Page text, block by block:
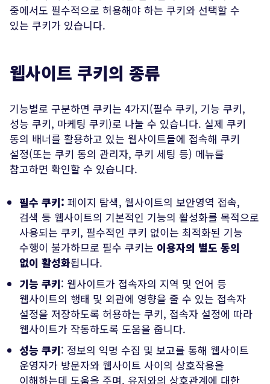
중에서도 필수적으로 허용해야 하는 쿠키와 선택할 수
있는 쿠키가 있습니다.
웹사이트 쿠키의 종류
기능별로 구분하면 쿠키는 4가지(필수 쿠키, 기능 쿠키,
성능 쿠키, 마케팅 쿠키)로 나눌 수 있습니다. 실제 쿠키
동의 배너를 활용하고 있는 웹사이트들에 접속해 쿠키
설정(또는 쿠키 동의 관리자, 쿠키 세팅 등) 메뉴를
참고하면 확인할 수 있습니다.
필수 쿠키: 페이지 탐색, 웹사이트의 보안영역 접속,
검색 등 웹사이트의 기본적인 기능의 활성화를 목적으로
사용되는 쿠키, 필수적인 쿠키 없이는 최적화된 기능
수행이 불가하므로 필수 쿠키는 이용자의 별도 동의
없이 활성화됩니다.
기능 쿠키: 웹사이트가 접속자의 지역 및 언어 등
웹사이트의 행태 및 외관에 영향을 줄 수 있는 접속자
설정을 저장하도록 허용하는 쿠키, 접속자 설정에 따라
웹사이트가 작동하도록 도움을 줍니다.
성능 쿠키: 정보의 익명 수집 및 보고를 통해 웹사이트
운영자가 방문자와 웹사이트 사이의 상호작용을
이해하는데 도움을 주며, 유저와의 상호관계에 대한